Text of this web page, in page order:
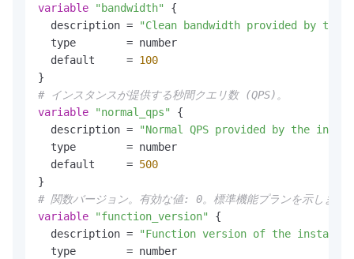
variable
"bandwidth"
{
  description =
"Clean bandwidth provided by the
  type        = number
  default     =
100
# インスタンスが提供する秒間クエリ数 (QPS)。
variable
"normal_qps"
{
  description =
"Normal QPS provided by the
  type        = number
  default     =
500
# 関数バージョン。有効な値: 0。標準機能プランを示します
variable
"function_version"
{
  description =
"Function version of the
  type        = number